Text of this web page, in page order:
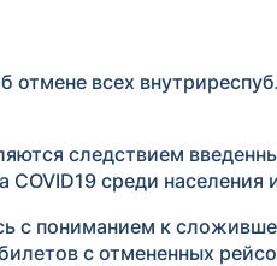
всех
следствием
COVID19 среди
с пониманием к
с отмененных